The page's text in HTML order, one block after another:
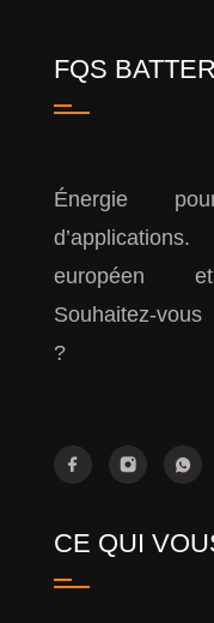
FQS
Énergie
européen
Souhaitez-
?
CE QUI